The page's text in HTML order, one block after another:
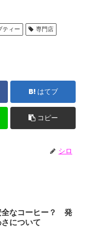
ティー
専門店
はてブ
コピー
シロ
全なコーヒー？ 発
について